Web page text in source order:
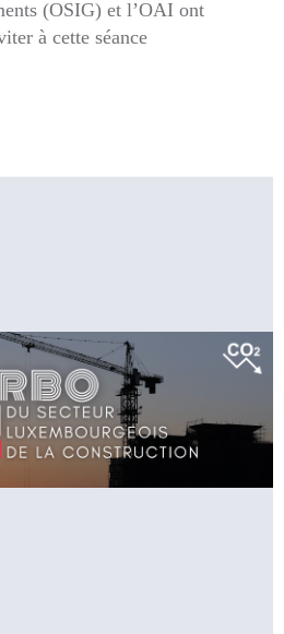
(OSIG) et l’OAI ont
à cette séance